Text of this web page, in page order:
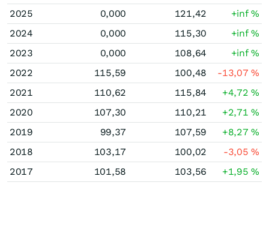
2025
0,000 121,42 +inf%
2024
0,000 115,30 +inf%
2023
0,000 108,64 +inf%
2022
115,59 100,48 -13,07%
2021
110,62 115,84 +4,72%
2020
107,30 110,21 +2,71%
2019
99,37 107,59 +8,27%
2018
103,17 100,02 -3,05%
2017
101,58 103,56 +1,95%